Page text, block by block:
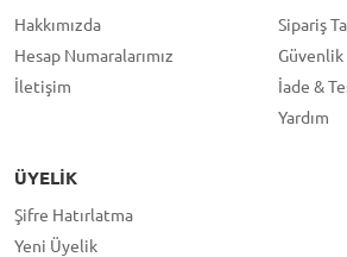
Hakkımızda
Hesap Numaralarımız
İletişim
Sipariş
İade &
Yardım
ÜYELIK
Şifre Hatırlatma
Yeni Üyelik